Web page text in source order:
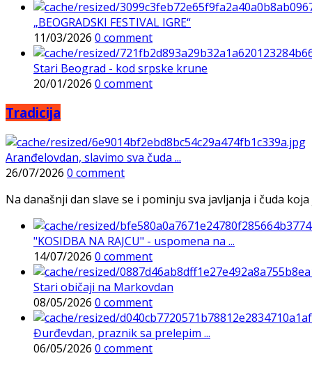
„BEOGRADSKI FESTIVAL IGRE“
11/03/2026 0 comment
Stari Beograd - kod srpske krune
20/01/2026 0 comment
Tradicija
Aranđelovdan, slavimo sva čuda ...
26/07/2026 0 comment
Na današnji dan slave se i pominju sva javljanja i čuda
"KOSIDBA NA RAJCU" - uspomena na ...
14/07/2026 0 comment
Stari običaji na Markovdan
08/05/2026 0 comment
Đurđevdan, praznik sa prelepim ...
06/05/2026 0 comment